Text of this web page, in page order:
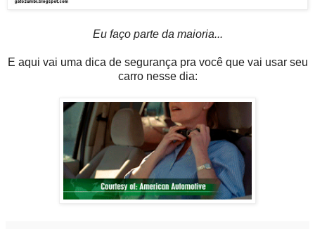
Eu faço parte da maioria...
E aqui vai uma dica de segurança pra você que vai usar seu
carro nesse dia: